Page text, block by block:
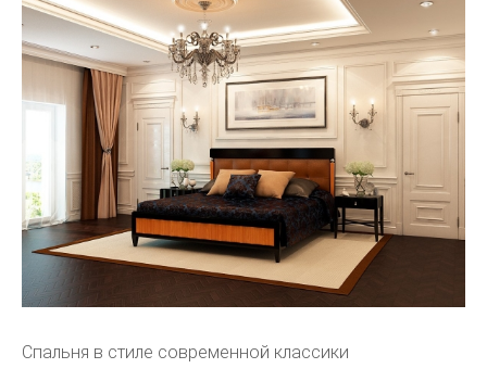
Спальня в стиле современной классики